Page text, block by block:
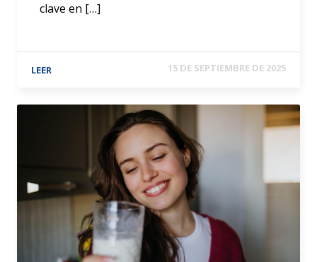
clave en […]
LEER 15 DE SEPTIEMBRE DE 2025